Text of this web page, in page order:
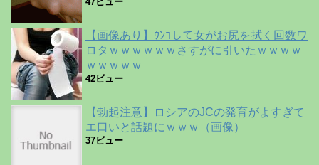
【画像あり】ｳﾝｺして女がお尻を拭く回数ワ
ロタｗｗｗｗｗｗさすがに引いたｗｗｗｗ
ｗｗｗｗｗ
42ビュー
【勃起注意】ロシアのJCの発育がよすぎて
エ口いと話題にｗｗｗ（画像）
37ビュー